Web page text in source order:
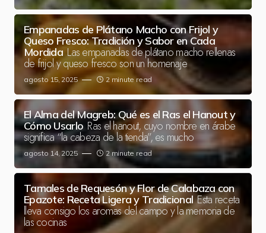
Empanadas de Plátano Macho con Frijol y
Queso Fresco: Tradición y Sabor en Cada
Mordida Las empanadas de plátano macho rellenas
de frijol y queso fresco son un homenaje
agosto 15, 2025 2 minute read
El Alma del Magreb: Qué es el Ras el Hanout y
Cómo Usarlo Ras el hanout, cuyo nombre en árabe
significa “la cabeza de la tienda”, es mucho
agosto 14, 2025 2 minute read
Tamales de Requesón y Flor de Calabaza con
Epazote: Receta Ligera y Tradicional Esta receta
lleva consigo los aromas del campo y la memoria de
las cocinas